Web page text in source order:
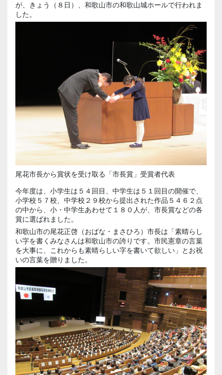
が、きょう（８日）、和歌山市の和歌山城ホールで行われま
した。
尾花市長から賞状を受け取る「市長賞」受賞者代表
今年度は、小学生は５４回目、中学生は５１回目の開催で、
小学校５７校、中学校２９校から提出された作品５４６２点
の中から、小・中学生あわせて１８０人が、市長賞などの各
賞に選ばれました。
和歌山市の尾花正啓（おばな・まさひろ）市長は「素晴らし
い字を書くみなさんは和歌山市の誇りです。市民憲章の言葉
を大事に、これからも素晴らしい字を書いて欲しい」とお祝
いの言葉を贈りました。